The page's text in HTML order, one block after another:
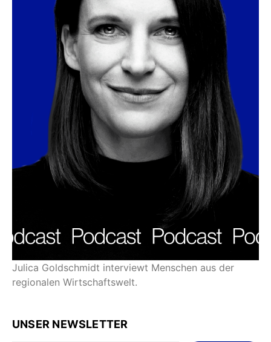
Julica Goldschmidt interviewt Menschen aus der
regionalen Wirtschaftswelt.
UNSER NEWSLETTER